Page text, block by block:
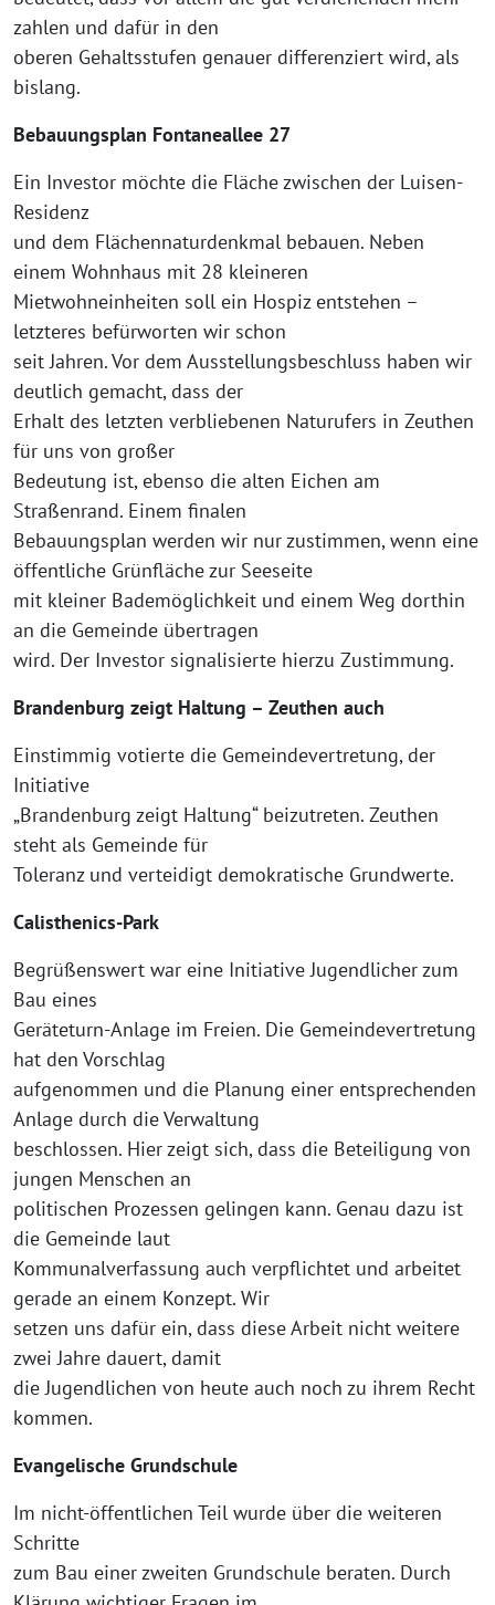
zahlen und dafür in den
oberen Gehaltsstufen genauer differenziert wird, als
bislang.
Bebauungsplan Fontaneallee 27
Ein Investor möchte die Fläche zwischen der Luisen-
Residenz
und dem Flächennaturdenkmal bebauen. Neben
einem Wohnhaus mit 28 kleineren
Mietwohneinheiten soll ein Hospiz entstehen –
letzteres befürworten wir schon
seit Jahren. Vor dem Ausstellungsbeschluss haben wir
deutlich gemacht, dass der
Erhalt des letzten verbliebenen Naturufers in Zeuthen
für uns von großer
Bedeutung ist, ebenso die alten Eichen am
Straßenrand. Einem finalen
Bebauungsplan werden wir nur zustimmen, wenn eine
öffentliche Grünfläche zur Seeseite
mit kleiner Bademöglichkeit und einem Weg dorthin
an die Gemeinde übertragen
wird. Der Investor signalisierte hierzu Zustimmung.
Brandenburg zeigt Haltung – Zeuthen auch
Einstimmig votierte die Gemeindevertretung, der
Initiative
„Brandenburg zeigt Haltung“ beizutreten. Zeuthen
steht als Gemeinde für
Toleranz und verteidigt demokratische Grundwerte.
Calisthenics-Park
Begrüßenswert war eine Initiative Jugendlicher zum
Bau eines
Geräteturn-Anlage im Freien. Die Gemeindevertretung
hat den Vorschlag
aufgenommen und die Planung einer entsprechenden
Anlage durch die Verwaltung
beschlossen. Hier zeigt sich, dass die Beteiligung von
jungen Menschen an
politischen Prozessen gelingen kann. Genau dazu ist
die Gemeinde laut
Kommunalverfassung auch verpflichtet und arbeitet
gerade an einem Konzept. Wir
setzen uns dafür ein, dass diese Arbeit nicht weitere
zwei Jahre dauert, damit
die Jugendlichen von heute auch noch zu ihrem Recht
kommen.
Evangelische Grundschule
Im nicht-öffentlichen Teil wurde über die weiteren
Schritte
zum Bau einer zweiten Grundschule beraten. Durch